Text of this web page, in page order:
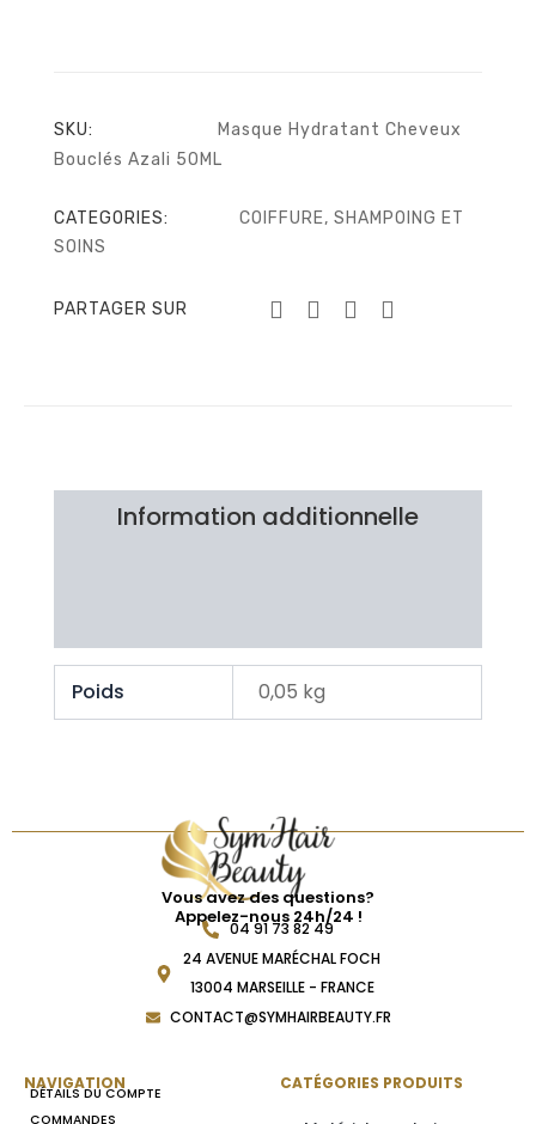
SKU:
Masque Hydratant Cheveux
Bouclés Azali 50ML
CATEGORIES: COIFFURE, SHAMPOING ET
SOINS
PARTAGER SUR
Information additionnelle
Poids 0,05 kg
Vous avez des questions?
Appelez-nous 24h/24 !
04 91 73 82 49
24 AVENUE MARÉCHAL FOCH
13004 MARSEILLE - FRANCE
CONTACT@SYMHAIRBEAUTY.FR
NAVIGATION
DÉTAILS DU COMPTE
COMMANDES
CATÉGORIES PRODUITS